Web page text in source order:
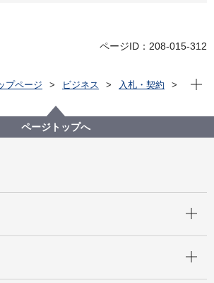
ページID：208-015-312
プページ ビジネス
入札・契約
した】【公募型指名競争入札】令和３年度
酬明細書点検等業務委託
現在
ページトップへ